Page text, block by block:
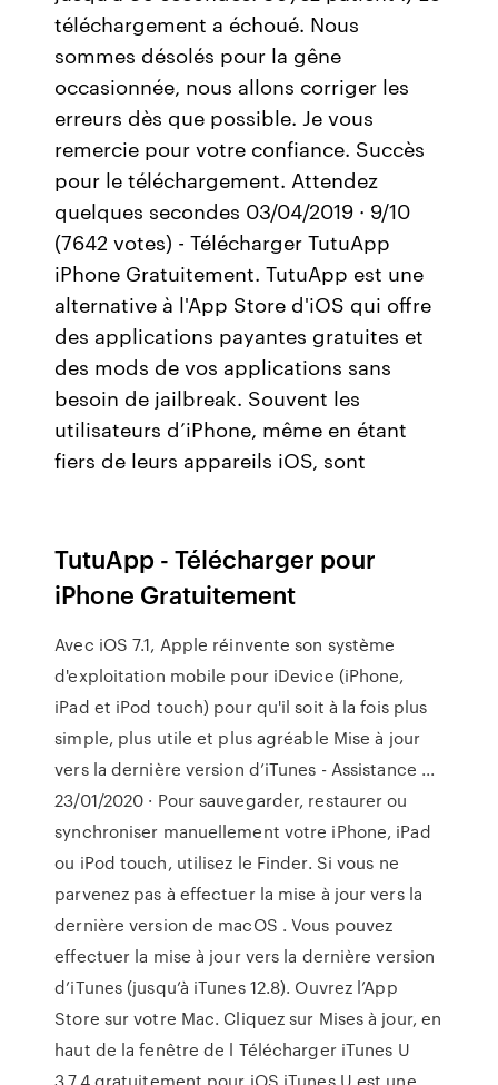
téléchargement a échoué. Nous
sommes désolés pour la gêne
occasionnée, nous allons corriger les
erreurs dès que possible. Je vous
remercie pour votre confiance. Succès
pour le téléchargement. Attendez
quelques secondes 03/04/2019 · 9/10
(7642 votes) - Télécharger TutuApp
iPhone Gratuitement. TutuApp est une
alternative à l'App Store d'iOS qui offre
des applications payantes gratuites et
des mods de vos applications sans
besoin de jailbreak. Souvent les
utilisateurs d’iPhone, même en étant
fiers de leurs appareils iOS, sont
TutuApp - Télécharger pour
iPhone Gratuitement
Avec iOS 7.1, Apple réinvente son système
d'exploitation mobile pour iDevice (iPhone,
iPad et iPod touch) pour qu'il soit à la fois plus
simple, plus utile et plus agréable Mise à jour
vers la dernière version d’iTunes - Assistance ...
23/01/2020 · Pour sauvegarder, restaurer ou
synchroniser manuellement votre iPhone, iPad
ou iPod touch, utilisez le Finder. Si vous ne
parvenez pas à effectuer la mise à jour vers la
dernière version de macOS . Vous pouvez
effectuer la mise à jour vers la dernière version
d’iTunes (jusqu’à iTunes 12.8). Ouvrez l’App
Store sur votre Mac. Cliquez sur Mises à jour, en
haut de la fenêtre de l Télécharger iTunes U
3.7.4 gratuitement pour iOS iTunes U est une